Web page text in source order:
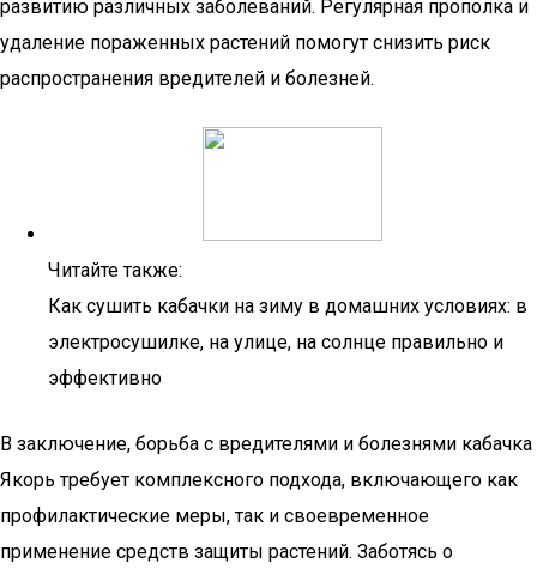
развитию различных заболеваний. Регулярная прополка и
удаление пораженных растений помогут снизить риск
распространения вредителей и болезней.
Читайте также:
Как сушить кабачки на зиму в домашних условиях: в
электросушилке, на улице, на солнце правильно и
эффективно
В заключение, борьба с вредителями и болезнями кабачка
Якорь требует комплексного подхода, включающего как
профилактические меры, так и своевременное
применение средств защиты растений. Заботясь о